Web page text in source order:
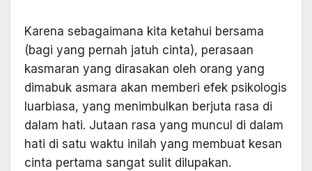
Karena sebagaimana kita ketahui bersama
(bagi yang pernah jatuh cinta), perasaan
kasmaran yang dirasakan oleh orang yang
dimabuk asmara akan memberi efek psikologis
luarbiasa, yang menimbulkan berjuta rasa di
dalam hati. Jutaan rasa yang muncul di dalam
hati di satu waktu inilah yang membuat kesan
cinta pertama sangat sulit dilupakan.